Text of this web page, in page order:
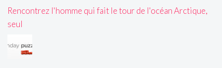
Rencontrez l'homme qui fait le tour de l'océan Arctique,
seul